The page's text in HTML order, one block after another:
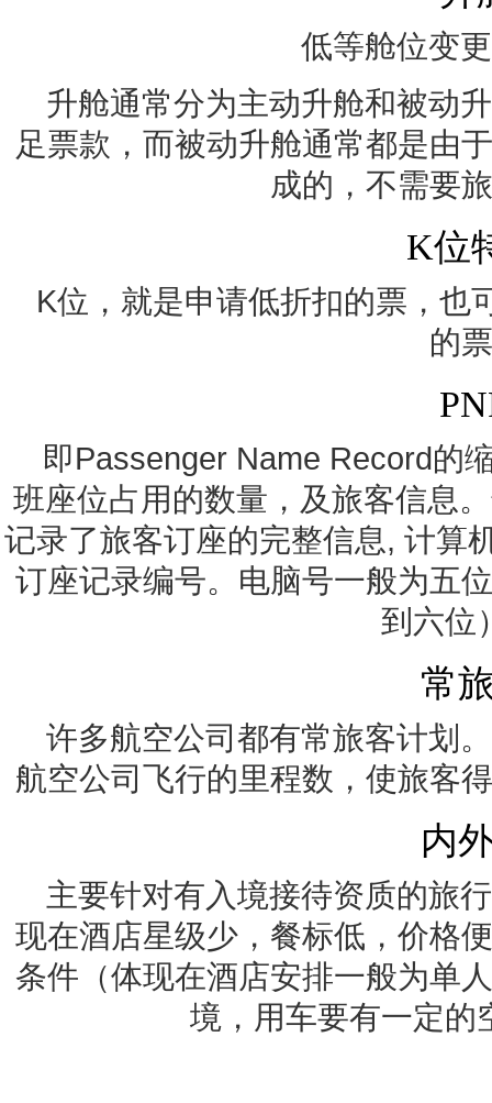
低等舱位变
升舱通常分为主动升舱和被动
足票款，而被动升舱通常都是由
成的，不需要
K位
K位，就是申请低折扣的票，也
的票
即Passenger Name Record的
班座位占用的数量，及旅客信息
记录了旅客订座的完整信息, 计算
订座记录编号。电脑号一般为五
到六位
常
许多航空公司都有常旅客计划
航空公司飞行的里程数，使旅客
内
主要针对有入境接待资质的旅
现在酒店星级少，餐标低，价格
条件（体现在酒店安排一般为单
境，用车要有一定的